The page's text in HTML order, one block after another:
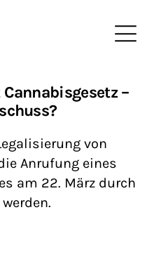
–
von
Anrufung eines
am 22. März durch